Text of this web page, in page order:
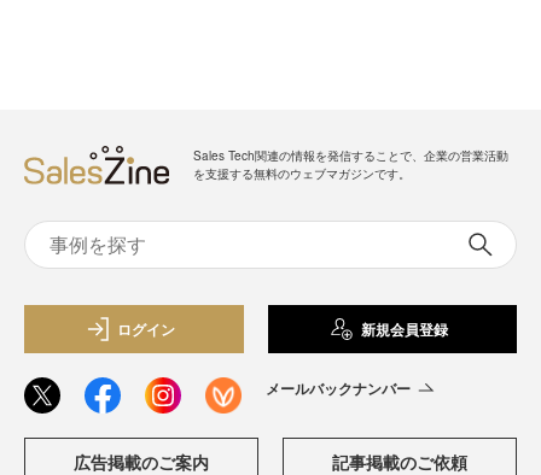
Sales Tech関連の情報を発信することで、企業の営業活動
を支援する無料のウェブマガジンです。
ログイン 新規会員登録
メールバックナンバー
広告掲載のご案内 記事掲載のご依頼